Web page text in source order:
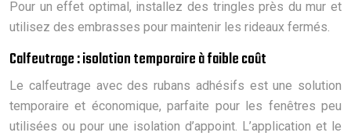
Pour un effet optimal, installez des tringles près du mur et
utilisez des embrasses pour maintenir les rideaux fermés.
Calfeutrage : isolation temporaire à faible coût
Le calfeutrage avec des rubans adhésifs est une solution
temporaire et économique, parfaite pour les fenêtres peu
utilisées ou pour une isolation d’appoint. L’application et le